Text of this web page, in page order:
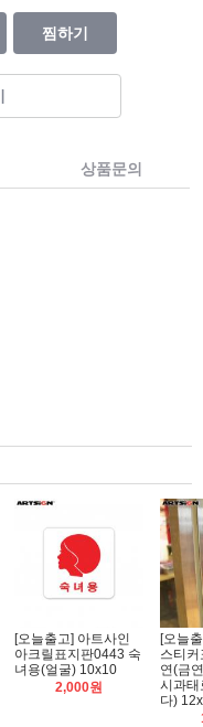
찜하기
상품문의
[오늘출고] 아트사인
아크릴표지판0443 숙
녀용(얼굴) 10x10
2,000원
[오늘
스티
연(금
시과태
다)